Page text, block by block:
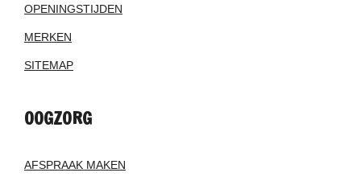
OPENINGSTIJDEN
MERKEN
SITEMAP
OOGZORG
AFSPRAAK MAKEN